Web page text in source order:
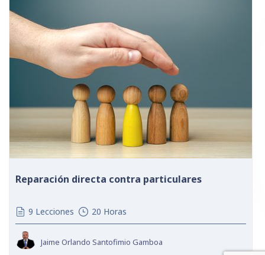
Reparación directa contra particulares
9 Lecciones 20 Horas
Jaime Orlando Santofimio Gamboa